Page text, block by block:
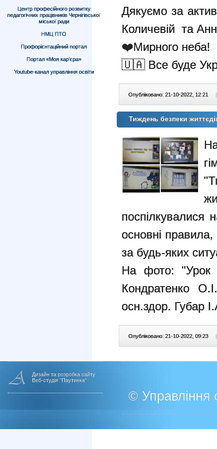
Центр професійного розвитку
педагогічних працівників Чернігівської
міської ради
НМЦ ПТО
Профорієнтаційний портал
Портал «Моя кар’єра»
Youtube-канал управління освіти
Дякуємо за
Количевій та
❤️Мирного неба!
🇺🇦 Все буде
Опубліковано: 21-10-2022, 12:21 |
Тиждень безпеки
поспілкувалися
основні
за будь-яких
На фото: "Урок
Кондратенко
осн.здор. Губар
Опубліковано: 21-10-2022, 09:23 |
Дизайн та розробка сайту
Веб-студія "Паутинка"
© Управління